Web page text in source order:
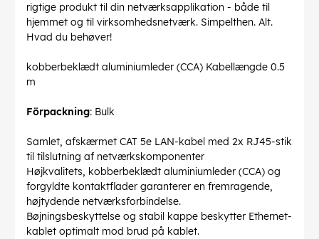
rigtige produkt til din netværksapplikation - både til
hjemmet og til virksomhedsnetværk. Simpelthen. Alt.
Hvad du behøver!
kobberbeklædt aluminiumleder (CCA) Kabellængde 0.5
m
Förpackning: Bulk
Samlet, afskærmet CAT 5e LAN-kabel med 2x RJ45-stik
til tilslutning af netværkskomponenter
Højkvalitets, kobberbeklædt aluminiumleder (CCA) og
forgyldte kontaktflader garanterer en fremragende,
højtydende netværksforbindelse.
Bøjningsbeskyttelse og stabil kappe beskytter Ethernet-
kablet optimalt mod brud på kablet.